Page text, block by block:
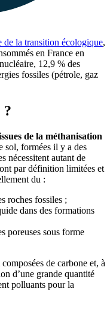
la transition écologique,
en France en
12,9 % des
fossiles (pétrole, gaz
?
de la méthanisation
sol, formées il y a des
nécessitent autant de
par définition limitées et
du :
roches fossiles ;
dans des formations
poreuses sous forme
de carbone et, à
d’une grande quantité
polluants pour la